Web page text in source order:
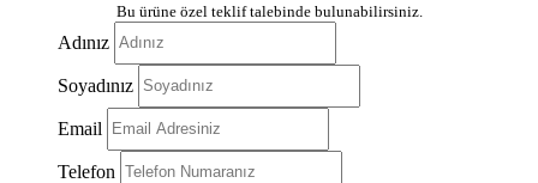
Bu ürüne özel teklif talebinde bulunabilirsiniz.
Adınız
Soyadınız
Email
Telefon